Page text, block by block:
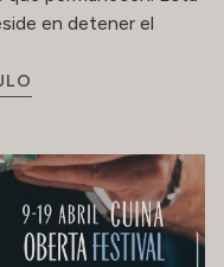
en detener el